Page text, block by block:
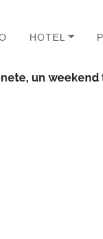
HOTEL
un